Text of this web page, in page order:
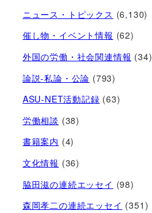
ニュース・トピックス (6,130)
催し物・イベント情報 (62)
外国の労働・社会関連情報 (34)
論説-私論・公論 (793)
ASU-NET活動記録 (63)
労働相談 (38)
書籍案内 (4)
文化情報 (36)
脇田滋の連続エッセイ (98)
森岡孝二の連続エッセイ (351)